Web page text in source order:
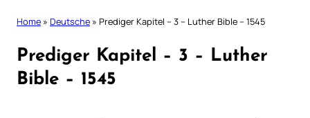
Home » Deutsche » Prediger Kapitel – 3 – Luther Bible – 1545
Prediger Kapitel – 3 – Luther
Bible – 1545